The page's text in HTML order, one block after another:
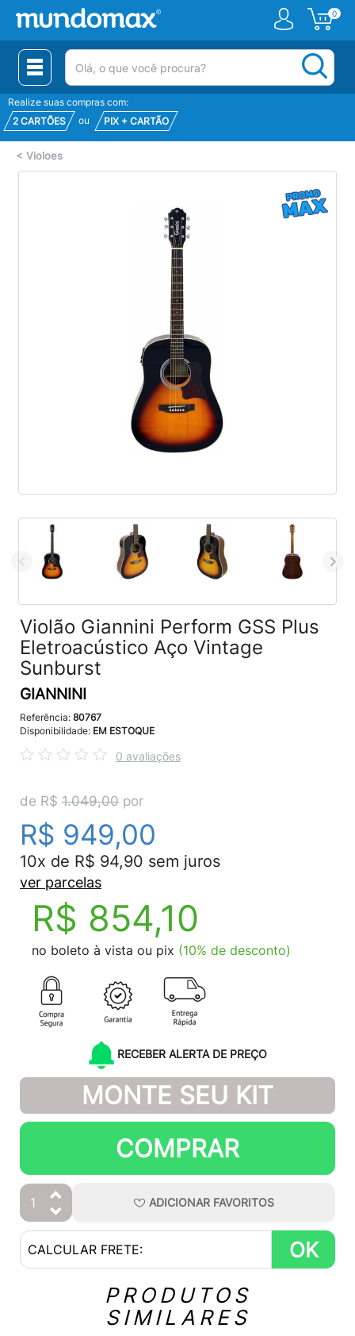
0
(pesquisar)
Realize suas compras com:
2 CARTÕES
ou PIX + CARTÃO
< Violoes
Violão Giannini Perform GSS Plus
Eletroacústico Aço Vintage
Sunburst
GIANNINI
Referência: 80767
Disponibilidade: EM ESTOQUE
0 avaliações
de R$ 1.049,00 por
R$ 949,00
10x de R$ 94,90 sem juros
ver parcelas
R$ 854,10
no boleto à vista ou pix (10% de desconto)
RECEBER ALERTA DE PREÇO
MONTE SEU KIT
COMPRAR
ADICIONAR FAVORITOS
OK
PRODUTOS
SIMILARES